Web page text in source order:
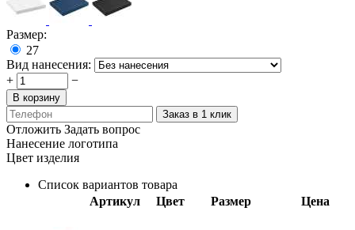
Размер:
27
Вид нанесения:
+
−
В корзину
Заказ в 1 клик
Отложить Задать вопрос
Нанесение логотипа
Цвет изделия
Список вариантов товара
Артикул
Цвет Размер Цена